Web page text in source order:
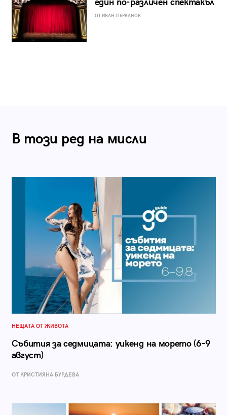
един по-различен спектакъл
ОТ ИВАН ПЪРВАНОВ
В този ред на мисли
НЕЩАТА ОТ ЖИВОТА
Събития за седмицата: уикенд на морето (6–9
август)
ОТ КРИСТИЯНА БУРДЕВА